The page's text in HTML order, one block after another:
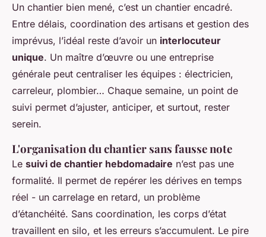
Un chantier bien mené, c’est un chantier encadré.
Entre délais, coordination des artisans et gestion des
imprévus, l’idéal reste d’avoir un interlocuteur
unique. Un maître d’œuvre ou une entreprise
générale peut centraliser les équipes : électricien,
carreleur, plombier… Chaque semaine, un point de
suivi permet d’ajuster, anticiper, et surtout, rester
serein.
L'organisation du chantier sans fausse note
Le suivi de chantier hebdomadaire n’est pas une
formalité. Il permet de repérer les dérives en temps
réel - un carrelage en retard, un problème
d’étanchéité. Sans coordination, les corps d’état
travaillent en silo, et les erreurs s’accumulent. Le pire